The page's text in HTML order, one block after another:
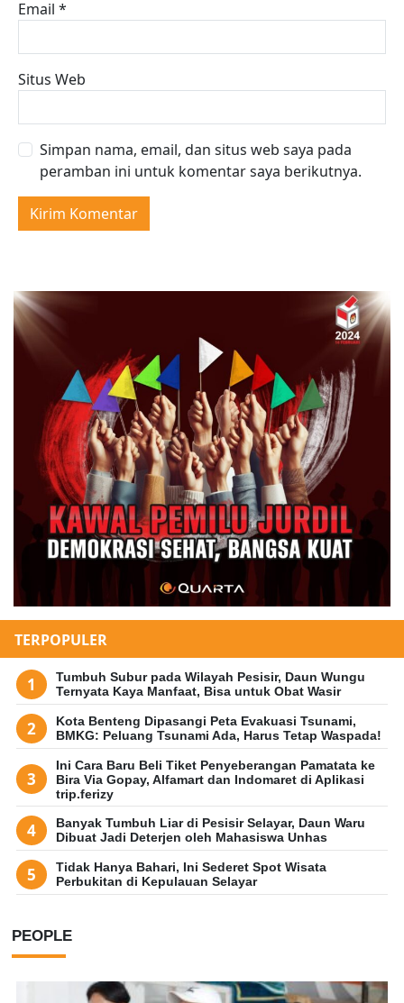
Email *
Situs Web
Simpan nama, email, dan situs web saya pada
peramban ini untuk komentar saya berikutnya.
TERPOPULER
Tumbuh Subur pada Wilayah Pesisir, Daun Wungu
Ternyata Kaya Manfaat, Bisa untuk Obat Wasir
Kota Benteng Dipasangi Peta Evakuasi Tsunami,
BMKG: Peluang Tsunami Ada, Harus Tetap Waspada!
Ini Cara Baru Beli Tiket Penyeberangan Pamatata ke
Bira Via Gopay, Alfamart dan Indomaret di Aplikasi
trip.ferizy
Banyak Tumbuh Liar di Pesisir Selayar, Daun Waru
Dibuat Jadi Deterjen oleh Mahasiswa Unhas
Tidak Hanya Bahari, Ini Sederet Spot Wisata
Perbukitan di Kepulauan Selayar
PEOPLE